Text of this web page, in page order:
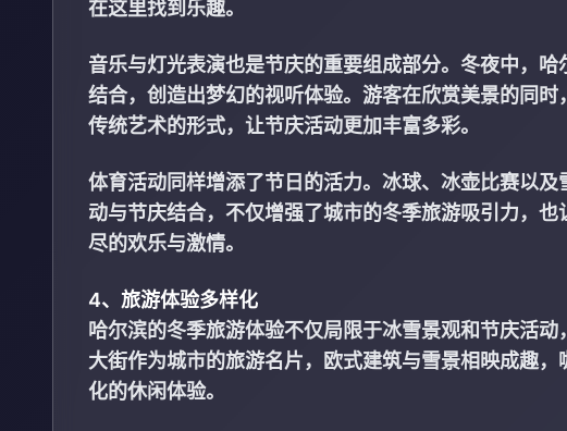
在这里找到乐趣。
音乐与灯光表演也是节庆的重要组成部分。冬夜中，
结合，创造出梦幻的视听体验。游客在欣赏美景的同
传统艺术的形式，让节庆活动更加丰富多彩。
体育活动同样增添了节日的活力。冰球、冰壶比赛以
动与节庆结合，不仅增强了城市的冬季旅游吸引力，
尽的欢乐与激情。
4、旅游体验多样化
哈尔滨的冬季旅游体验不仅局限于冰雪景观和节庆活
大街作为城市的旅游名片，欧式建筑与雪景相映成趣
化的休闲体验。